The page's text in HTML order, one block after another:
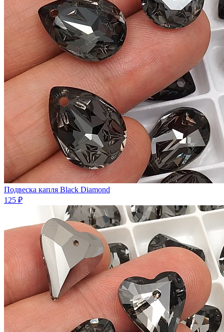
Подвеска капля Black Diamond
125 ₽